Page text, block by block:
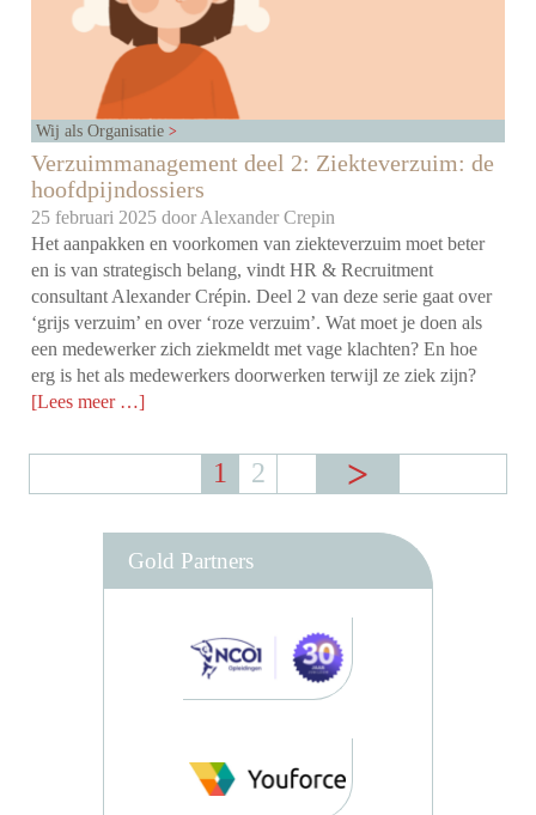
Wij als Organisatie
Verzuimmanagement deel 2: Ziekteverzuim: de
hoofdpijndossiers
25 februari 2025 door Alexander Crepin
Het aanpakken en voorkomen van ziekteverzuim moet beter
en is van strategisch belang, vindt HR & Recruitment
consultant Alexander Crépin. Deel 2 van deze serie gaat over
‘grijs verzuim’ en over ‘roze verzuim’. Wat moet je doen als
een medewerker zich ziekmeldt met vage klachten? En hoe
erg is het als medewerkers doorwerken terwijl ze ziek zijn?
[Lees meer …]
1 2
Gold Partners